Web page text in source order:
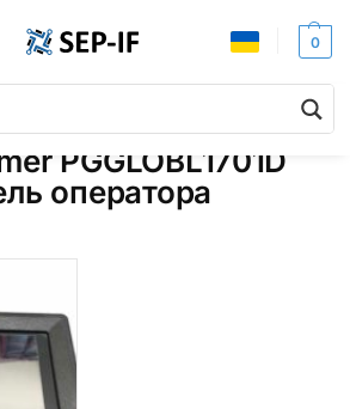
0
“Cutler-Hammer PGGLOBL1701D 1785T. Панель оператора”
PGGLOBL1701D
оператора